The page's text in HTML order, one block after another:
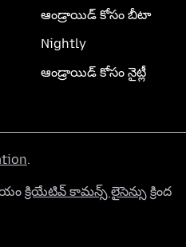
ఆండ్రాయిడ్ కోసం బీటా
Nightly
ఆండ్రాయిడ్ కోసం నైట్లీ
.
క్రియేటివ్ కామన్స్ లైసెన్సు క్రింద